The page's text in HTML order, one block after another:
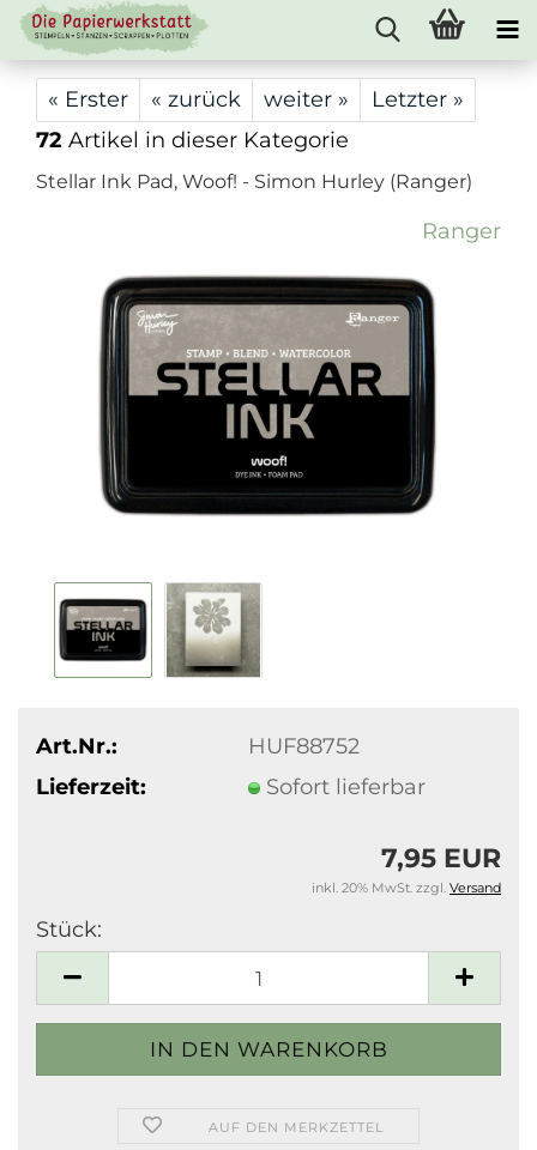
« Erster « zurück weiter »
Letzter »
72 Artikel in dieser Kategorie
Stellar Ink Pad, Woof! - Simon Hurley (Ranger)
Ranger
Art.Nr.:
HUF88752
Lieferzeit:
Sofort lieferbar
7,95 EUR
inkl. 20% MwSt. zzgl. Versand
Stück:
AUF DEN MERKZETTEL